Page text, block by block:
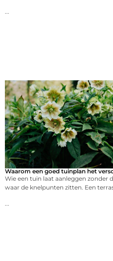
Waarom een goed tuinplan het
Wie een tuin laat aanleggen zonder
waar de knelpunten zitten. Een